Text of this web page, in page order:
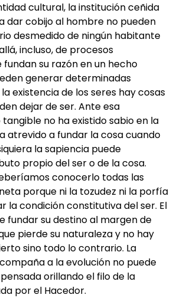
cultural, la institución ceñida
dar cobijo al hombre no pueden
desmedido de ningún habitante
incluso, de procesos
su razón en un hecho
generar determinadas
existencia de los seres hay cosas
dejar de ser. Ante esa
no ha existido sabio en la
atrevido a fundar la cosa cuando
la sapiencia puede
propio del ser o de la cosa.
conocerlo todas las
porque ni la tozudez ni la porfía
la condición constitutiva del ser. El
fundar su destino al margen de
pierde su naturaleza y no hay
sino todo lo contrario. La
a la evolución no puede
orillando el filo de la
por el Hacedor.